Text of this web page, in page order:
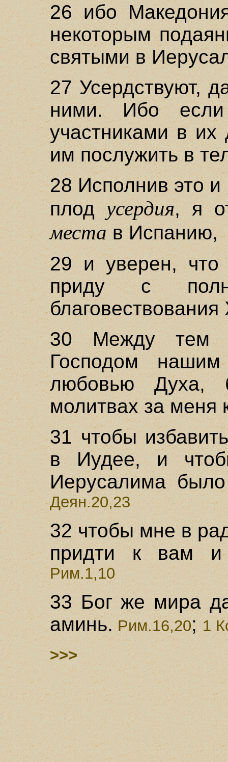
26 ибо
некоторым
святыми в
27 Усердствуют,
ними. Ибо если
участниками в
им послужить в
28 Исполнив это и
плодусердия, я
местав Испанию,
29 и уверен, что
приду с
30 Между тем
Господом
любовью Духа,
молитвах за меня
31 чтобы
в Иудее, и
Иерусалима
Деян.20,23
32 чтобы мне в
придти к вам и
Рим.1,10
33 Бог же мира
аминь.Рим.16,20;1
>>>